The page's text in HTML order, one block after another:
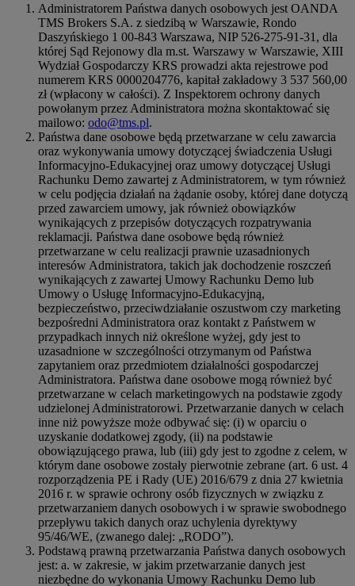
Administratorem Państwa danych osobowych jest OANDA
TMS Brokers S.A. z siedzibą w Warszawie, Rondo
Daszyńskiego 1 00-843 Warszawa, NIP 526-275-91-31, dla
której Sąd Rejonowy dla m.st. Warszawy w Warszawie, XIII
Wydział Gospodarczy KRS prowadzi akta rejestrowe pod
numerem KRS 0000204776, kapitał zakładowy 3 537 560,00
zł (wpłacony w całości). Z Inspektorem ochrony danych
powołanym przez Administratora można skontaktować się
mailowo: odo@tms.pl.
Państwa dane osobowe będą przetwarzane w celu zawarcia
oraz wykonywania umowy dotyczącej świadczenia Usługi
Informacyjno-Edukacyjnej oraz umowy dotyczącej Usługi
Rachunku Demo zawartej z Administratorem, w tym również
w celu podjęcia działań na żądanie osoby, której dane dotyczą
przed zawarciem umowy, jak również obowiązków
wynikających z przepisów dotyczących rozpatrywania
reklamacji. Państwa dane osobowe będą również
przetwarzane w celu realizacji prawnie uzasadnionych
interesów Administratora, takich jak dochodzenie roszczeń
wynikających z zawartej Umowy Rachunku Demo lub
Umowy o Usługę Informacyjno-Edukacyjną,
bezpieczeństwo, przeciwdziałanie oszustwom czy marketing
bezpośredni Administratora oraz kontakt z Państwem w
przypadkach innych niż określone wyżej, gdy jest to
uzasadnione w szczególności otrzymanym od Państwa
zapytaniem oraz przedmiotem działalności gospodarczej
Administratora. Państwa dane osobowe mogą również być
przetwarzane w celach marketingowych na podstawie zgody
udzielonej Administratorowi. Przetwarzanie danych w celach
inne niż powyższe może odbywać się: (i) w oparciu o
uzyskanie dodatkowej zgody, (ii) na podstawie
obowiązującego prawa, lub (iii) gdy jest to zgodne z celem, w
którym dane osobowe zostały pierwotnie zebrane (art. 6 ust. 4
rozporządzenia PE i Rady (UE) 2016/679 z dnia 27 kwietnia
2016 r. w sprawie ochrony osób fizycznych w związku z
przetwarzaniem danych osobowych i w sprawie swobodnego
przepływu takich danych oraz uchylenia dyrektywy
95/46/WE, (zwanego dalej: „RODO”).
Podstawą prawną przetwarzania Państwa danych osobowych
jest: a. w zakresie, w jakim przetwarzanie danych jest
niezbędne do wykonania Umowy Rachunku Demo lub